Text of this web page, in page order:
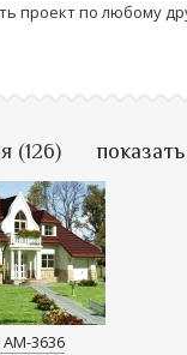
проект по любому
(126)
3636